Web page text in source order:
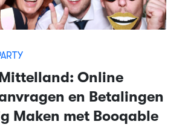
Online
en Betalingen
Maken met Booqable